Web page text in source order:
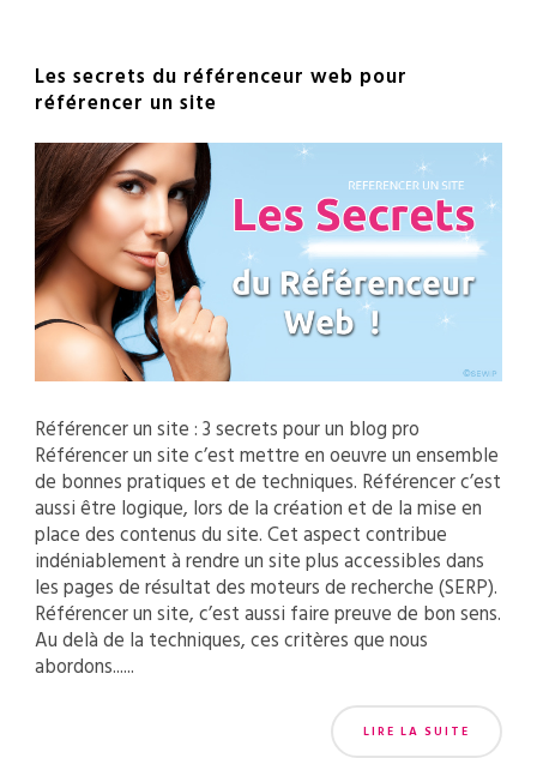
Les secrets du référenceur web pour
référencer un site
Référencer un site : 3 secrets pour un blog pro
Référencer un site c’est mettre en oeuvre un ensemble
de bonnes pratiques et de techniques. Référencer c’est
aussi être logique, lors de la création et de la mise en
place des contenus du site. Cet aspect contribue
indéniablement à rendre un site plus accessibles dans
les pages de résultat des moteurs de recherche (SERP).
Référencer un site, c’est aussi faire preuve de bon sens.
Au delà de la techniques, ces critères que nous
abordons......
LIRE LA SUITE